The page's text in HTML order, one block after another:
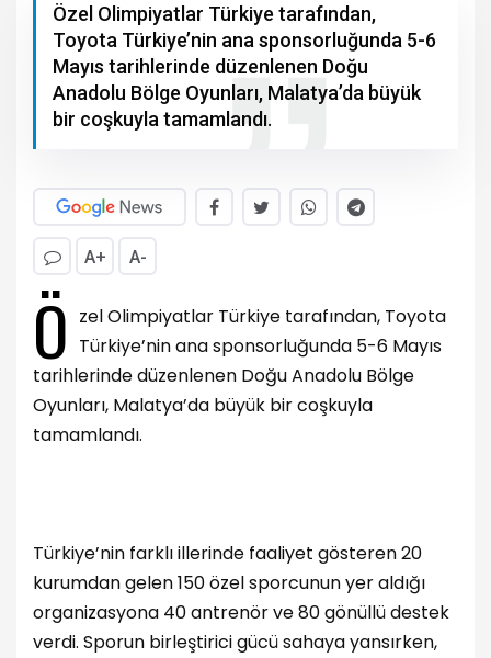
Özel Olimpiyatlar Türkiye tarafından,
Toyota Türkiye’nin ana sponsorluğunda 5-6
Mayıs tarihlerinde düzenlenen Doğu
Anadolu Bölge Oyunları, Malatya’da büyük
bir coşkuyla tamamlandı.
A+ A-
Ö zel Olimpiyatlar Türkiye tarafından, Toyota
Türkiye’nin ana sponsorluğunda 5-6 Mayıs
tarihlerinde düzenlenen Doğu Anadolu Bölge
Oyunları, Malatya’da büyük bir coşkuyla
tamamlandı.
Türkiye’nin farklı illerinde faaliyet gösteren 20
kurumdan gelen 150 özel sporcunun yer aldığı
organizasyona 40 antrenör ve 80 gönüllü destek
verdi. Sporun birleştirici gücü sahaya yansırken,